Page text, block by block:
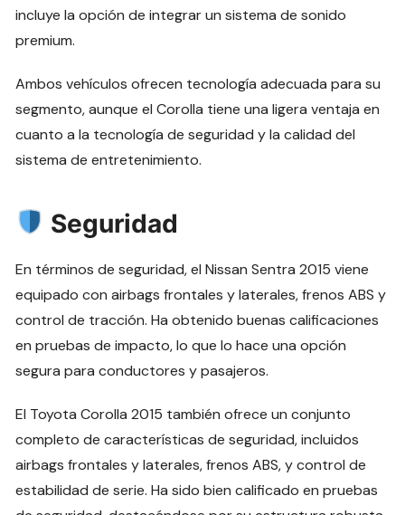
incluye la opción de integrar un sistema de sonido
premium.
Ambos vehículos ofrecen tecnología adecuada para su
segmento, aunque el Corolla tiene una ligera ventaja en
cuanto a la tecnología de seguridad y la calidad del
sistema de entretenimiento.
Seguridad
En términos de seguridad, el Nissan Sentra 2015 viene
equipado con airbags frontales y laterales, frenos ABS y
control de tracción. Ha obtenido buenas calificaciones
en pruebas de impacto, lo que lo hace una opción
segura para conductores y pasajeros.
El Toyota Corolla 2015 también ofrece un conjunto
completo de características de seguridad, incluidos
airbags frontales y laterales, frenos ABS, y control de
estabilidad de serie. Ha sido bien calificado en pruebas